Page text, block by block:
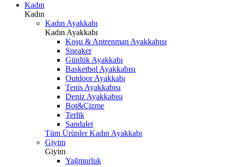
Kadın
Kadın
Kadın Ayakkabı
Kadın Ayakkabı
Koşu & Antrenman Ayakkabısı
Sneaker
Günlük Ayakkabı
Basketbol Ayakkabısı
Outdoor Ayakkabı
Tenis Ayakkabısı
Deniz Ayakkabısı
Bot&Çizme
Terlik
Sandalet
Tüm Ürünler Kadın Ayakkabı
Giyim
Giyim
Yağmurluk